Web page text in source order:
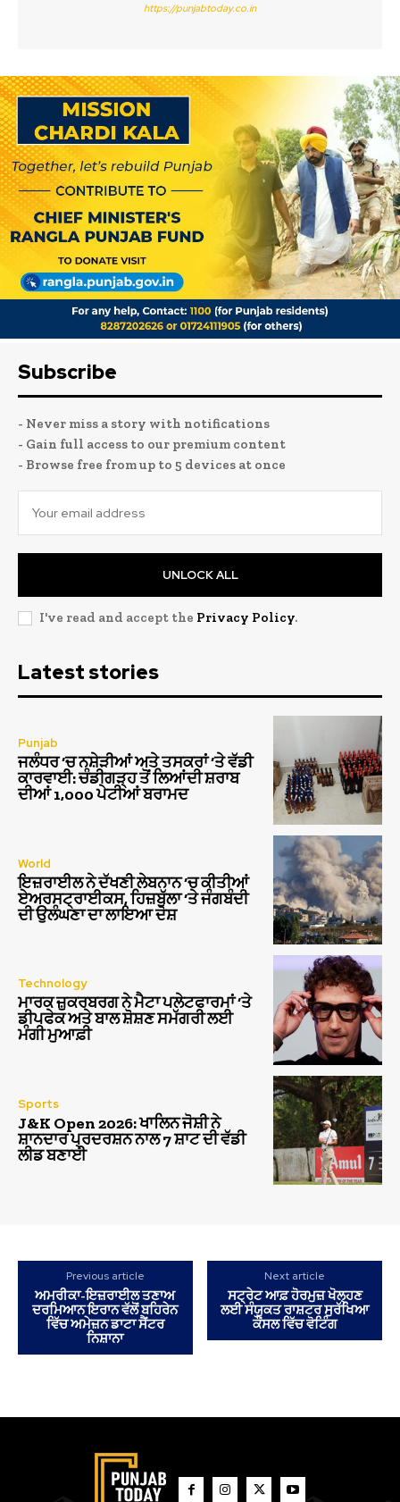
https://punjabtoday.co.in
Subscribe
- Never miss a story with notifications
- Gain full access to our premium content
- Browse free from up to 5 devices at once
UNLOCK ALL
I've read and accept the Privacy Policy.
Latest stories
Punjab
ਜਲੰਧਰ ‘ਚ ਨਸ਼ੇੜੀਆਂ ਅਤੇ ਤਸਕਰਾਂ ‘ਤੇ ਵੱਡੀ
ਕਾਰਵਾਈ: ਚੰਡੀਗੜ੍ਹ ਤੋਂ ਲਿਆਂਦੀ ਸ਼ਰਾਬ
ਦੀਆਂ 1,000 ਪੇਟੀਆਂ ਬਰਾਮਦ
World
ਇਜ਼ਰਾਈਲ ਨੇ ਦੱਖਣੀ ਲੇਬਨਾਨ ‘ਚ ਕੀਤੀਆਂ
ਏਅਰਸਟ੍ਰਾਈਕਸ, ਹਿਜ਼ਬੁੱਲਾ ‘ਤੇ ਜੰਗਬੰਦੀ
ਦੀ ਉਲੰਘਣਾ ਦਾ ਲਾਇਆ ਦੋਸ਼
Technology
ਮਾਰਕ ਜ਼ੁਕਰਬਰਗ ਨੇ ਮੈਟਾ ਪਲੇਟਫਾਰਮਾਂ ‘ਤੇ
ਡੀਪਫੇਕ ਅਤੇ ਬਾਲ ਸ਼ੋਸ਼ਣ ਸਮੱਗਰੀ ਲਈ
ਮੰਗੀ ਮੁਆਫ਼ੀ
Sports
J&K Open 2026: ਖਾਲਿਨ ਜੋਸ਼ੀ ਨੇ
ਸ਼ਾਨਦਾਰ ਪ੍ਰਦਰਸ਼ਨ ਨਾਲ 7 ਸ਼ਾਟ ਦੀ ਵੱਡੀ
ਲੀਡ ਬਣਾਈ
Previous article
ਅਮਰੀਕਾ-ਇਜ਼ਰਾਈਲ ਤਣਾਅ
ਦਰਮਿਆਨ ਇਰਾਨ ਵੱਲੋਂ ਬਹਿਰੇਨ
ਵਿੱਚ ਅਮੇਜ਼ਨ ਡਾਟਾ ਸੈਂਟਰ
ਨਿਸ਼ਾਨਾ
Next article
ਸਟ੍ਰੇਟ ਆਫ਼ ਹੋਰਮੁਜ਼ ਖੋਲ੍ਹਣ
ਲਈ ਸੰਯੁਕਤ ਰਾਸ਼ਟਰ ਸੁਰੱਖਿਆ
ਕੌਂਸਲ ਵਿੱਚ ਵੋਟਿੰਗ